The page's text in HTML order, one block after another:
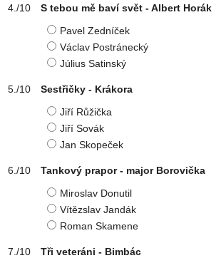
S tebou mě baví svět - Albert Horák
Pavel Zedníček
Václav Postránecký
Július Satinský
Sestřičky - Krákora
Jiří Růžička
Jiří Sovák
Jan Skopeček
Tankový prapor - major Borovička
Miroslav Donutil
Vítězslav Jandák
Roman Skamene
Tři veteráni - Bimbác